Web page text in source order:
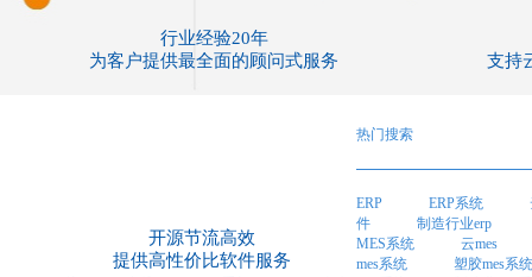
行业经验20年
为客户提供最全面的顾问式服务
支持
开源节流高效
提供高性价比软件服务
热门搜索
ERP ERP系统
件
制造行业erp
MES系统
云mes
mes系统
塑胶mes系统